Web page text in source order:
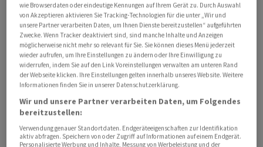
Unsicherheit darüber, wann die US-Notenbank die
Leitzinsen senken wird, hat die Herausforderungen für
den Gewerbeimmobiliensektor noch verschärft. Die
hohen Zinsen setzen den Bewertungen zu und haben
bereits Zahlungsausfälle ausgelöst.
Viele Banken haben Kreditengagements in ihren
Büchern, die sie eigentlich gern abstossen würden.
Entgegen einiger Markterwartungen haben grössere
Banken laut Murray zunächst einige ihrer qualitativ
wie Browserdaten oder eindeutige Kennungen auf Ihrem Gerät zu. Durch Auswahl
von Akzeptieren aktivieren Sie Tracking-Technologien für die unter „Wir und
unsere Partner verarbeiten Daten, um Ihnen Dienste bereitzustellen“ aufgeführten
Zwecke. Wenn Tracker deaktiviert sind, sind manche Inhalte und Anzeigen
möglicherweise nicht mehr so relevant für Sie. Sie können dieses Menü jederzeit
wieder aufrufen, um Ihre Einstellungen zu ändern oder Ihre Einwilligung zu
widerrufen, indem Sie auf den Link Voreinstellungen verwalten am unteren Rand
der Webseite klicken. Ihre Einstellungen gelten innerhalb unseres Website. Weitere
Informationen finden Sie in unserer Datenschutzerklärung.
Wir und unsere Partner verarbeiten Daten, um Folgendes
bereitzustellen:
Verwendung genauer Standortdaten. Endgeräteeigenschaften zur Identifikation
aktiv abfragen. Speichern von oder Zugriff auf Informationen auf einem Endgerät.
Personalisierte Werbung und Inhalte, Messung von Werbeleistung und der